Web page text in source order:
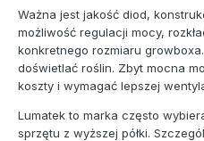
Ważna jest jakość diod,
możliwość regulacji mocy,
konkretnego rozmiaru
doświetlać roślin. Zbyt mocna
koszty i wymagać lepszej
Lumatek to marka często
sprzętu z wyższej półki.